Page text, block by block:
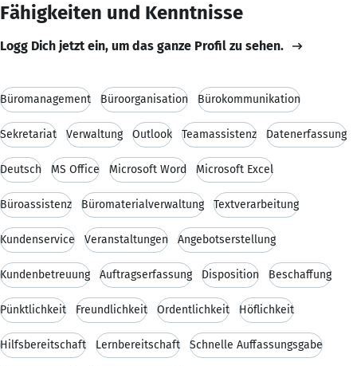
Fähigkeiten und Kenntnisse
Logg Dich jetzt ein, um das ganze Profil zu sehen.
Büromanagement Büroorganisation Bürokommunikation
Sekretariat Verwaltung Outlook Teamassistenz Datenerfassung
Deutsch MS Office Microsoft Word Microsoft Excel
Büroassistenz Büromaterialverwaltung Textverarbeitung
Kundenservice Veranstaltungen Angebotserstellung
Kundenbetreuung Auftragserfassung Disposition Beschaffung
Pünktlichkeit Freundlichkeit Ordentlichkeit Höflichkeit
Hilfsbereitschaft Lernbereitschaft Schnelle Auffassungsgabe